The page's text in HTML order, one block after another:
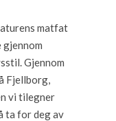
matfat
Gjennom
Fjellborg,
vi tilegner
ta for deg av